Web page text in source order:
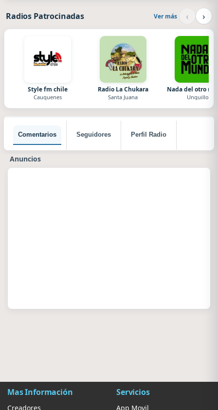
Radios Patrocinadas Ver más ‹ ›
Style fm chile
Cauquenes
Radio La Chukara
Santa Juana
Nada del otro
Unquillo
Comentarios Seguidores Perfil Radio
Anuncios
Mas Información
Creadores
Servicios
App Movil